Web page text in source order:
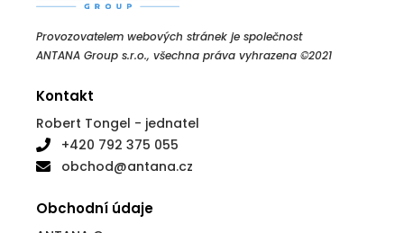
ANTANA Group s.r.o., všechna práva vyhrazena ©2021
Kontakt
+420 792 375 055
obchod@antana.cz
Obchodní údaje
Jana Švermy 14, 43201 Kadaň